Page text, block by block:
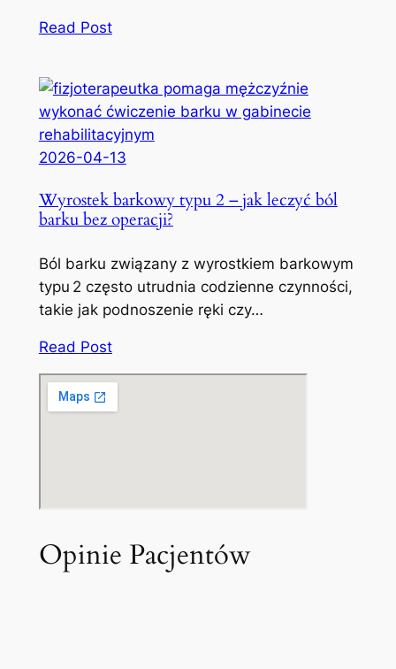
Read Post
2026-04-13
Wyrostek barkowy typu 2 – jak leczyć ból
barku bez operacji?
Ból barku związany z wyrostkiem barkowym
typu 2 często utrudnia codzienne czynności,
takie jak podnoszenie ręki czy…
Read Post
Opinie Pacjentów